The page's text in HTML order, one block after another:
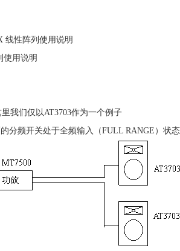
线性阵列使用说明
使用说明
我们仅以AT3703作为一个例子
分频开关处于全频输入（FULL RANGE）状